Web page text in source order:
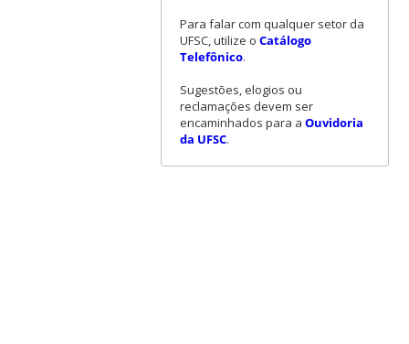
Para falar com qualquer setor da
UFSC, utilize o Catálogo
Telefônico.
Sugestões, elogios ou
reclamações devem ser
encaminhados para a Ouvidoria
da UFSC.